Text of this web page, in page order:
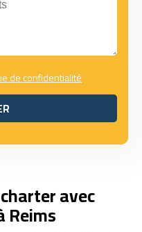
de confidentialité
avec
Reims